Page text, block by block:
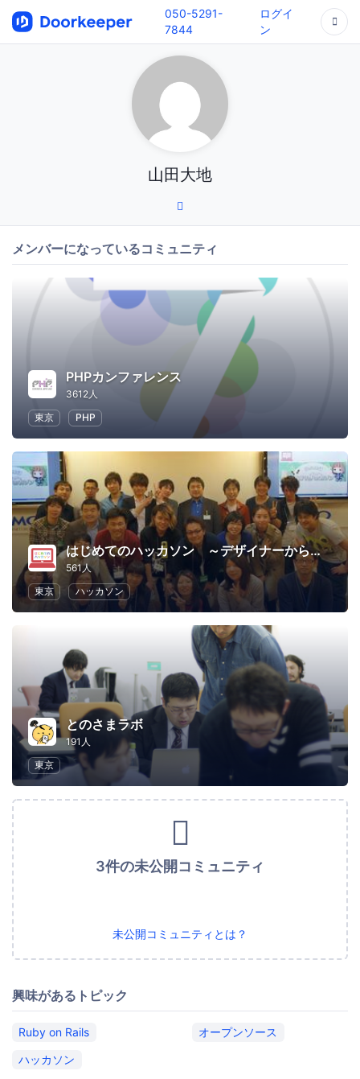
050-5291-
7844
ログイ
ン
山田大地
メンバーになっているコミュニティ
PHPカンファレンス
3612人
東京
PHP
はじめてのハッカソン ～デザイナーからプログラマーまで～
561人
東京
ハッカソン
とのさまラボ
191人
東京
3件の未公開コミュニティ
未公開コミュニティとは？
興味があるトピック
Ruby on Rails
オープンソース
ハッカソン